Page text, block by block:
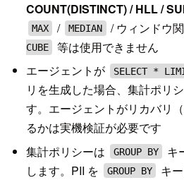
COUNT(DISTINCT) / HLL /
MAX / MEDIAN / ウィンドウ
CUBE
等は使用できません
エージェントが
SELECT *
リを生成した場合、集計ポリ
す。エージェントがリカバリ
るかは実機検証が必要です
集計ポリシーは
GROUP BY
キ
します。PII を
GROUP BY キ